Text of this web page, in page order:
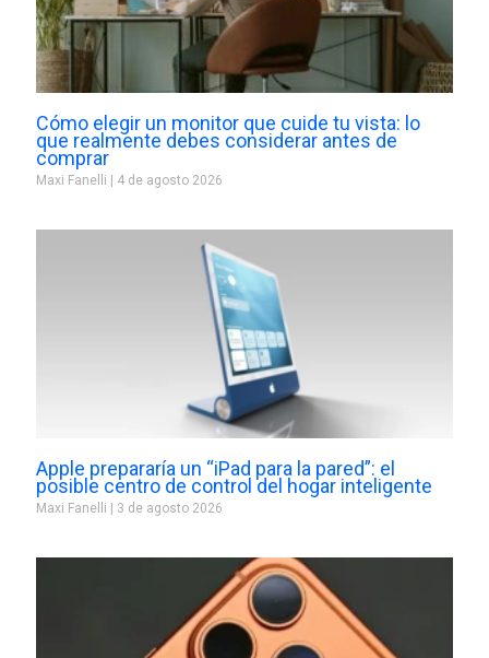
Cómo elegir un monitor que cuide tu vista: lo
que realmente debes considerar antes de
comprar
Maxi Fanelli 4 de agosto 2026
Apple prepararía un “iPad para la pared”: el
posible centro de control del hogar inteligente
Maxi Fanelli 3 de agosto 2026